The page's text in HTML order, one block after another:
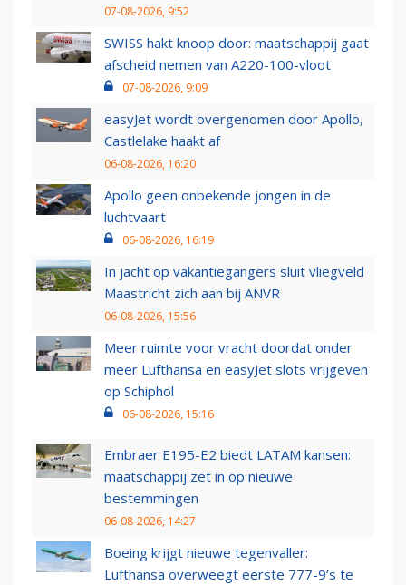
07-08-2026, 9:52
SWISS hakt knoop door: maatschappij gaat
afscheid nemen van A220-100-vloot
07-08-2026, 9:09
easyJet wordt overgenomen door Apollo,
Castlelake haakt af
06-08-2026, 16:20
Apollo geen onbekende jongen in de
luchtvaart
06-08-2026, 16:19
In jacht op vakantiegangers sluit vliegveld
Maastricht zich aan bij ANVR
06-08-2026, 15:56
Meer ruimte voor vracht doordat onder
meer Lufthansa en easyJet slots vrijgeven
op Schiphol
06-08-2026, 15:16
Embraer E195-E2 biedt LATAM kansen:
maatschappij zet in op nieuwe
bestemmingen
06-08-2026, 14:27
Boeing krijgt nieuwe tegenvaller:
Lufthansa overweegt eerste 777-9’s te